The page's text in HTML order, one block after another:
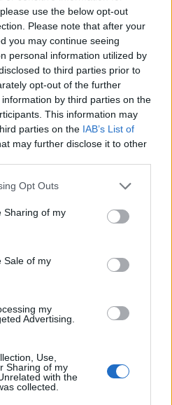
use the below opt-out
Please note that after your
you may continue seeing
personal information utilized by
to third parties prior to
opt-out of the further
by third parties on the
This information may
parties on the IAB’s List of
may further disclose it to other
Opt Outs
Sharing of my
Sale of my
my
Advertising.
Use,
Sharing of my
with the
collected.
ritrova dopo 42 anni: “Una
nel tempo”
per commentare questo
ai visitatori. Il contenuto di questo
e non rappresenta la linea editoriale
e indipendente. I messaggi inclusi nei
ma post inviati dai singoli lettori che
senza filtro preventivo. I commenti
verranno rimossi in automatico dal